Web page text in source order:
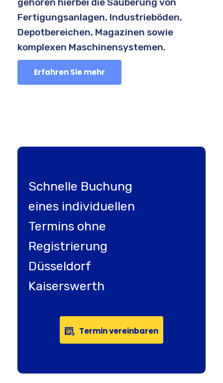
gehören hierbei die Säuberung von
Fertigungsanlagen, Industrieböden,
Depotbereichen, Magazinen sowie
komplexen Maschinensystemen.
Erfahren Sie mehr
Schnelle Buchung
eines individuellen
Termins ohne
Registrierung
Düsseldorf
Kaiserswerth
Termin vereinbaren